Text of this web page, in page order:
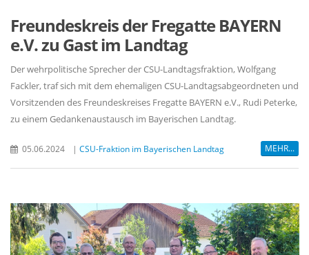
Freundeskreis der Fregatte BAYERN
e.V. zu Gast im Landtag
Der wehrpolitische Sprecher der CSU-Landtagsfraktion, Wolfgang
Fackler, traf sich mit dem ehemaligen CSU-Landtagsabgeordneten und
Vorsitzenden des Freundeskreises Fregatte BAYERN e.V., Rudi Peterke,
zu einem Gedankenaustausch im Bayerischen Landtag.
05.06.2024 | CSU-Fraktion im Bayerischen Landtag MEHR...